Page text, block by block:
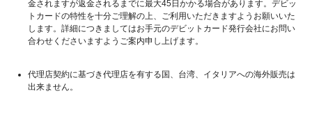
金されますが返金されるまでに最大45日かかる場合があります。デビッ
トカードの特性を十分ご理解の上、ご利用いただきますようお願いいた
します。詳細につきましてはお手元のデビットカード発行会社にお問い
合わせくださいますようご案内申し上げます。
代理店契約に基づき代理店を有する国、台湾、イタリアへの海外販売は
出来ません。